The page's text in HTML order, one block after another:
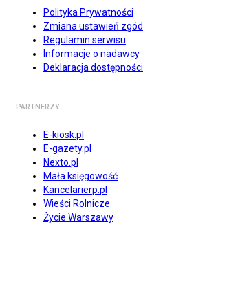
Polityka Prywatności
Zmiana ustawień zgód
Regulamin serwisu
Informacje o nadawcy
Deklaracja dostępności
PARTNERZY
E-kiosk.pl
E-gazety.pl
Nexto.pl
Mała księgowość
Kancelarierp.pl
Wieści Rolnicze
Życie Warszawy